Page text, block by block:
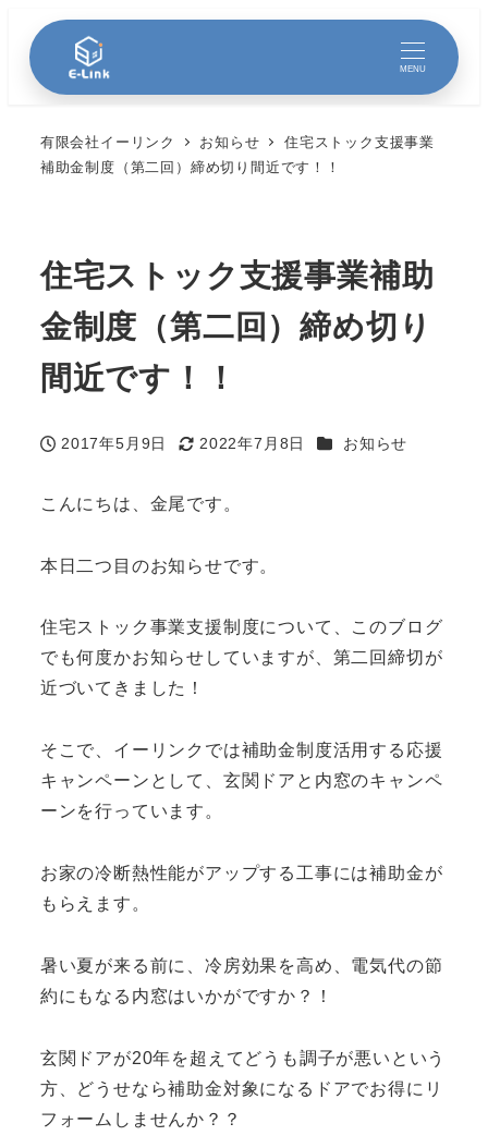
MENU
有限会社イーリンク お知らせ
住宅ストック支援事業
補助金制度（第二回）締め切り間近です！！
住宅ストック支援事業補助
金制度（第二回）締め切り
間近です！！
投稿日
2017年5月9日
更新日
2022年7月8日 カテゴリー
お知らせ
こんにちは、金尾です。
本日二つ目のお知らせです。
住宅ストック事業支援制度について、このブログ
でも何度かお知らせしていますが、第二回締切が
近づいてきました！
そこで、イーリンクでは補助金制度活用する応援
キャンペーンとして、玄関ドアと内窓のキャンペ
ーンを行っています。
お家の冷断熱性能がアップする工事には補助金が
もらえます。
暑い夏が来る前に、冷房効果を高め、電気代の節
約にもなる内窓はいかがですか？！
玄関ドアが20年を超えてどうも調子が悪いという
方、どうせなら補助金対象になるドアでお得にリ
フォームしませんか？？